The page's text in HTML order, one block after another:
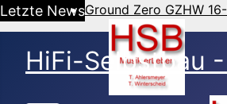
Letzte NewsGround Zero GZHW
HiFi-Selbstbau